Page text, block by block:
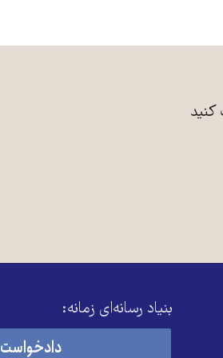
کنید
بنیاد رسانه‌ای زمانه:
دادخواست